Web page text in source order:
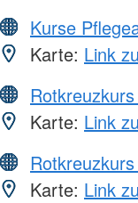
Kurse
Karte: Link
Karte: Link
Karte: Link